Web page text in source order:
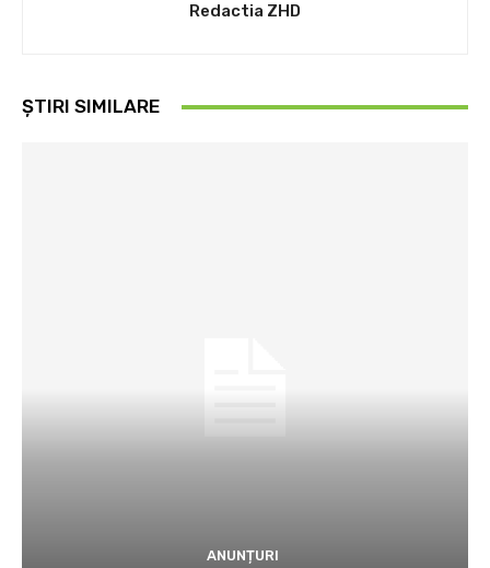
Redactia ZHD
ȘTIRI SIMILARE
ANUNȚURI